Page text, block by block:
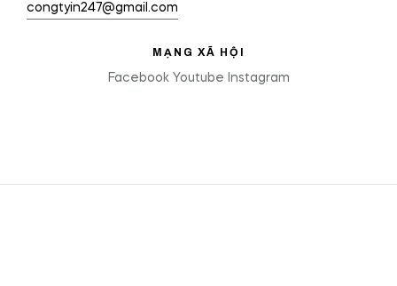
congtyin247@gmail.com
MẠNG XÃ HỘI
Facebook Youtube Instagram